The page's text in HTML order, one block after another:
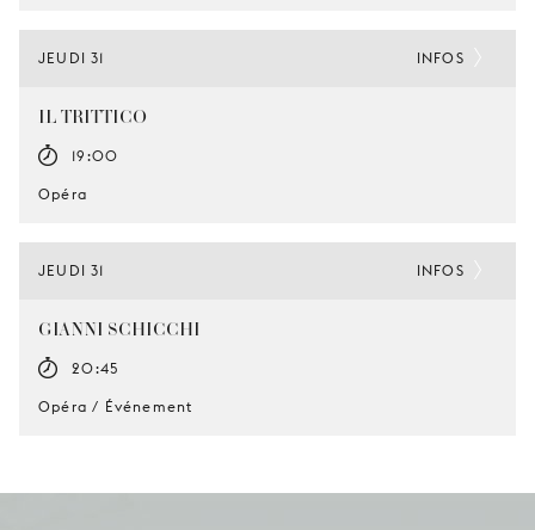
JEUDI 31
IL TRITTICO
19:00
Opéra
INFOS
JEUDI 31
GIANNI SCHICCHI
20:45
Opéra / Événement
INFOS